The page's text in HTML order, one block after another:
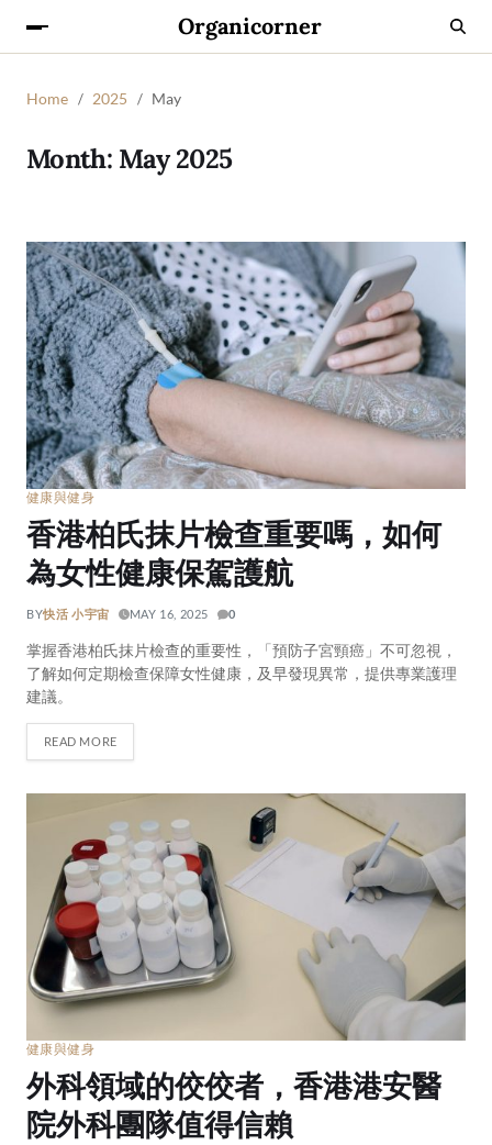
Organicorner
Home 2025 May
Month: May 2025
健康與健身
香港柏氏抹片檢查重要嗎，如何
為女性健康保駕護航
BY快活 小宇宙 MAY 16, 2025 0
掌握香港柏氏抹片檢查的重要性，「預防子宮頸癌」不可忽視，
了解如何定期檢查保障女性健康，及早發現異常，提供專業護理
建議。
READ MORE
健康與健身
外科領域的佼佼者，香港港安醫
院外科團隊值得信賴